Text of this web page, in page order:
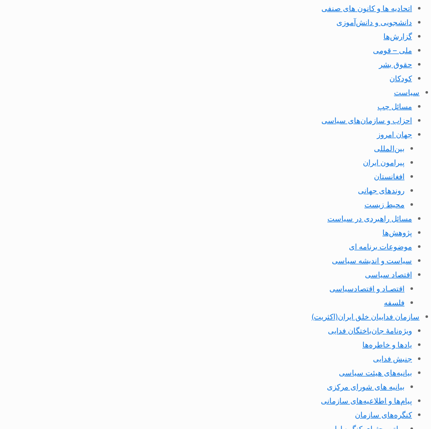
اتحادیه ها و کانون های صنفی
دانشجویی و دانش‌آموزی
گزارش‌ها
ملی – قومی
حقوق بشر
کودکان
سیاست
مسائل چپ
احزاب و سازمان‌های سیاسی
جهان امروز
بین‌المللی
پیرامون ایران
افغانستان
روندهای جهانی
محیط زیست
مسائل راهبردی در سیاست
پژوهش‌ها
موضوعات برنامه ای
سیاست و اندیشه سیاسی
اقتصاد سیاسی
اقتصـاد و اقتصاد‌سیاسی
فلسفه
سازمان فداییان خلق ایران(اکثریت)
ویژه‌نامهٔ جان‌باختگان فدایی
یادها و خاطره‌ها
جنبش فدایی
بیانیه‌های هیئت سیاسی
بیانیه های شورای مرکزی
پیام‌ها و اطلاعیه‌های سازمانی
کنگره‌های سازمان